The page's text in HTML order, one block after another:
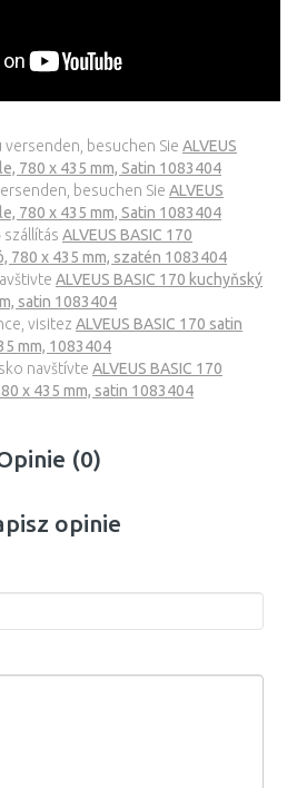
versenden, besuchen Sie ALVEUS
780 x 435 mm, Satin 1083404
besuchen Sie ALVEUS
780 x 435 mm, Satin 1083404
ALVEUS BASIC 170
780 x 435 mm, szatén 1083404
ALVEUS BASIC 170 kuchyňský
satin 1083404
visitez ALVEUS BASIC 170 satin
mm, 1083404
navštívte ALVEUS BASIC 170
x 435 mm, satin 1083404
(0)
opinie